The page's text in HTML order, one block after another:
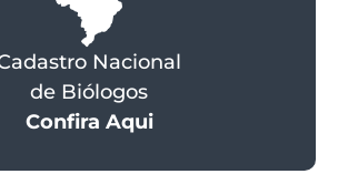
Nacional
de Biólogos
Confira Aqui